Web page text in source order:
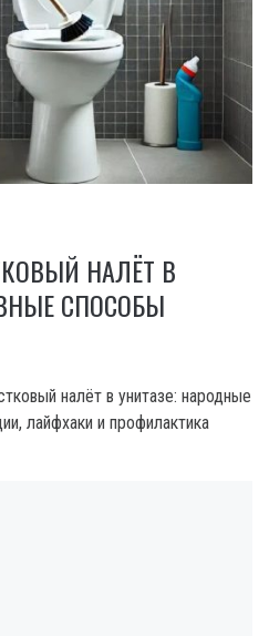
НАЛЁТ В
СПОСОБЫ
налёт в унитазе: народные
лайфхаки и профилактика